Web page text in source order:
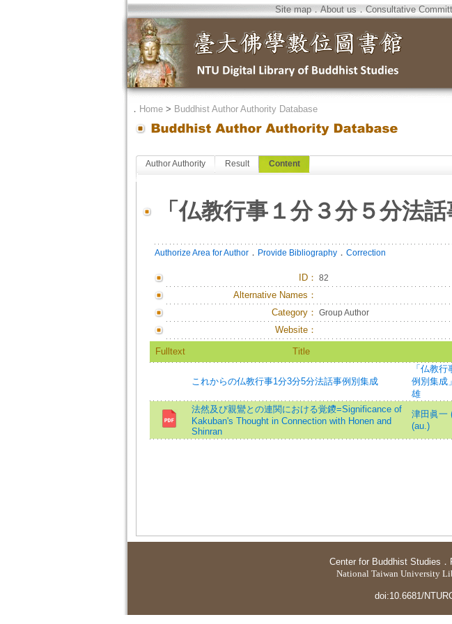
Site map．About us．Consultative
． Home> Buddhist Author Authority Database
Author Authority Result Content
「仏教行事１分３分５分法
Authorize Area for Author． Provide Bibliography． Correction
ID： 82
Alternative Names：
Category： Group Author
Website：
Fulltext Title
これからの仏教行事1分3分5分法話事例別集成
「仏教
例別集成
雄
法然及び親鸞との連関における覚鑁=Significance of
Kakuban's Thought in Connection with Honen and
Shinran
津田眞一
(au.)
Center for Buddhist Studies ．
National Taiwan University
doi:10.6681/